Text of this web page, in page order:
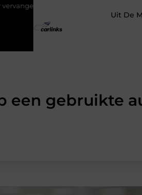
Transportbedrijf in Antwerpen als basis
Uit De
een gebruikte